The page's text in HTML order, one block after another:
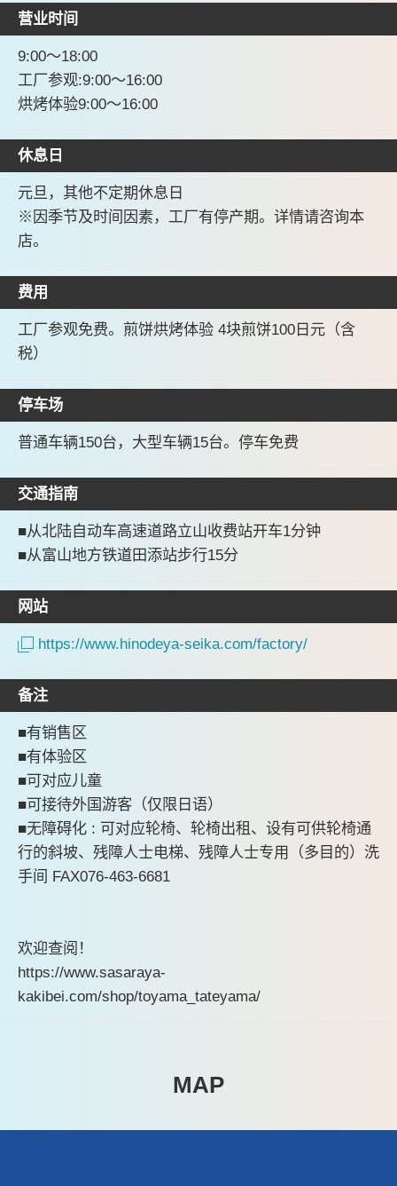
营业时间
9:00〜18:00
工厂参观:9:00〜16:00
烘烤体验9:00〜16:00
休息日
元旦，其他不定期休息日
※因季节及时间因素，工厂有停产期。详情请咨询本
店。
费用
工厂参观免费。煎饼烘烤体验 4块煎饼100日元（含
税）
停车场
普通车辆150台，大型车辆15台。停车免费
交通指南
■从北陆自动车高速道路立山收费站开车1分钟
■从富山地方铁道田添站步行15分
网站
https://www.hinodeya-seika.com/factory/
备注
■有销售区
■有体验区
■可对应儿童
■可接待外国游客（仅限日语）
■无障碍化 : 可对应轮椅、轮椅出租、设有可供轮椅通
行的斜坡、残障人士电梯、残障人士专用（多目的）洗
手间 FAX076-463-6681
欢迎查阅！
https://www.sasaraya-
kakibei.com/shop/toyama_tateyama/
MAP